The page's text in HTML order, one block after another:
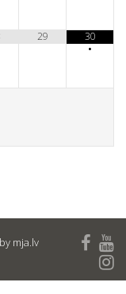
29
30
•
mja.lv